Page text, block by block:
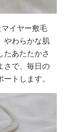
イヤー敷毛
やわらかな肌
たあたたかさ
さで、毎日の
トします。